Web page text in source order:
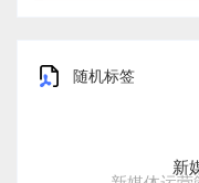
随机标签
新